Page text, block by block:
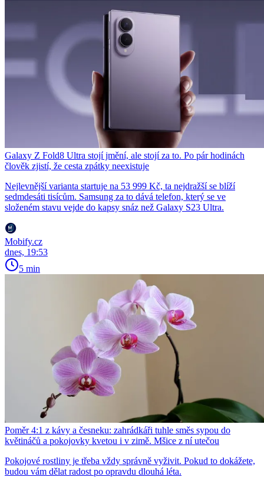
Galaxy Z Fold8 Ultra stojí jmění, ale stojí za to. Po pár hodinách
člověk zjistí, že cesta zpátky neexistuje
Nejlevnější varianta startuje na 53 999 Kč, ta nejdražší se blíží
sedmdesáti tisícům. Samsung za to dává telefon, který se ve
složeném stavu vejde do kapsy snáz než Galaxy S23 Ultra.
Mobify.cz
dnes, 19:53
5 min
Poměr 4:1 z kávy a česneku: zahrádkáři tuhle směs sypou do
květináčů a pokojovky kvetou i v zimě. Mšice z ní utečou
Pokojové rostliny je třeba vždy správně vyživit. Pokud to dokážete,
budou vám dělat radost po opravdu dlouhá léta.